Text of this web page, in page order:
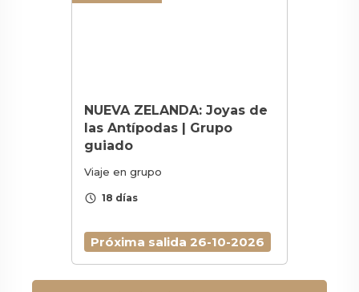
NUEVA ZELANDA: Joyas de
las Antípodas | Grupo
guiado
Viaje en grupo
schedule 18 días
Próxima salida 26-10-2026